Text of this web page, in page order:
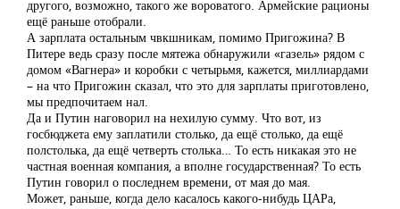
другого, возможно, такого же вороватого. Армейские рационы
ещё раньше отобрали.
А зарплата остальным чвкшникам, помимо Пригожина? В
Питере ведь сразу после мятежа обнаружили «газель» рядом с
домом «Вагнера» и коробки с четырьмя, кажется, миллиардами
– на что Пригожин сказал, что это для зарплаты приготовлено,
мы предпочитаем нал.
Да и Путин наговорил на нехилую сумму. Что вот, из
госбюджета ему заплатили столько, да ещё столько, да ещё
полстолька, да ещё четверть столька… То есть никакая это не
частная военная компания, а вполне государственная? То есть
Путин говорил о последнем времени, от мая до мая.
Может, раньше, когда дело касалось какого-нибудь ЦАРа,